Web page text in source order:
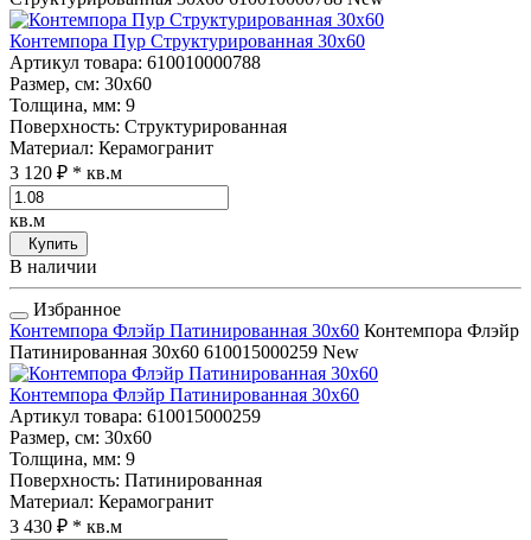
Контемпора Пур Структурированная 30x60
Артикул товара: 610010000788
Размер, см: 30x60
Толщина, мм: 9
Поверхность: Структурированная
Материал: Керамогранит
3 120 ₽ * кв.м
кв.м
Купить
В наличии
Избранное
Контемпора Флэйр Патинированная 30x60 Контемпора Флэйр
Патинированная 30x60 610015000259 New
Контемпора Флэйр Патинированная 30x60
Артикул товара: 610015000259
Размер, см: 30x60
Толщина, мм: 9
Поверхность: Патинированная
Материал: Керамогранит
3 430 ₽ * кв.м